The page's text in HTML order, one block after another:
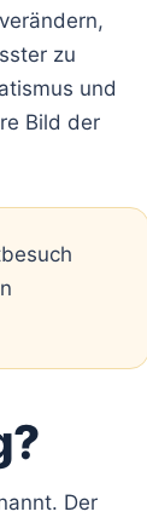
zu
und
Bild der
Der